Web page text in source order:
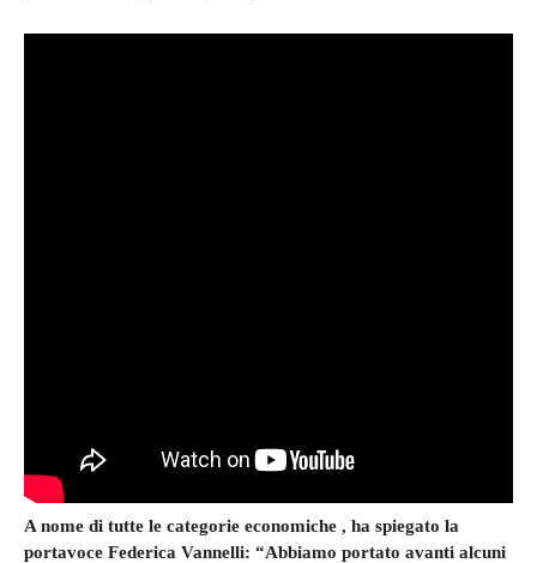
A nome di tutte le categorie economiche , ha spiegato la
portavoce Federica Vannelli: “Abbiamo portato avanti alcuni